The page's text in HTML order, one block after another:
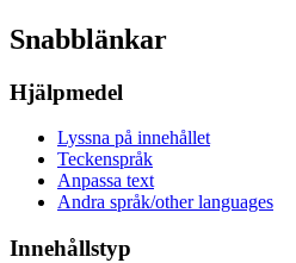
Snabblänkar
Hjälpmedel
Lyssna på innehållet
Teckenspråk
Anpassa text
Andra språk/other languages
Innehållstyp